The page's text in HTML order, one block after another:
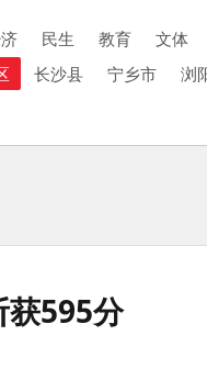
民生 教育 文体
长沙县 宁乡市 浏
获595分